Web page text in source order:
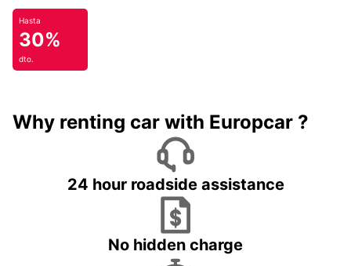
Hasta
30%
dto.
Why renting car with Europcar ?
24 hour roadside assistance
No hidden charge